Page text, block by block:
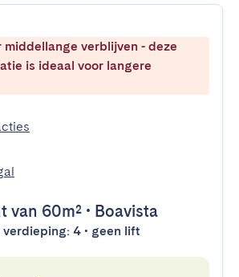
middellange verblijven - deze
is ideaal voor langere
van 60m² • Boavista
verdieping: 4 • geen lift